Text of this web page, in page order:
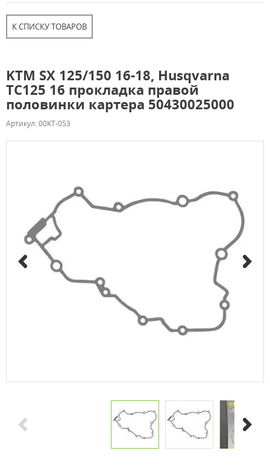
К СПИСКУ ТОВАРОВ
KTM SX 125/150 16-18, Husqvarna
TC125 16 прокладка правой
половинки картера 50430025000
Артикул: 00KT-053